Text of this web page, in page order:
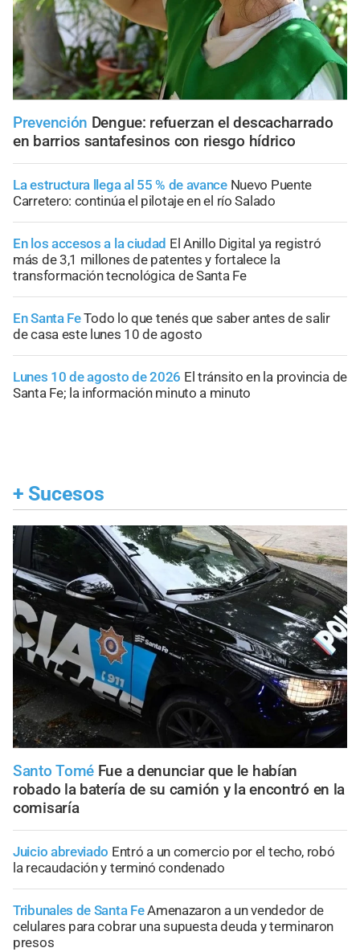
Prevención Dengue: refuerzan el descacharrado
en barrios santafesinos con riesgo hídrico
La estructura llega al 55 % de avance Nuevo Puente
Carretero: continúa el pilotaje en el río Salado
En los accesos a la ciudad El Anillo Digital ya registró
más de 3,1 millones de patentes y fortalece la
transformación tecnológica de Santa Fe
En Santa FeTodo lo que tenés que saber antes de salir
de casa este lunes 10 de agosto
Lunes 10 de agosto de 2026 El tránsito en la provincia de
Santa Fe; la información minuto a minuto
+ Sucesos
Santo Tomé Fue a denunciar que le habían
robado la batería de su camión y la encontró en la
comisaría
Juicio abreviado Entró a un comercio por el techo, robó
la recaudación y terminó condenado
Tribunales de Santa FeAmenazaron a un vendedor de
celulares para cobrar una supuesta deuda y terminaron
presos